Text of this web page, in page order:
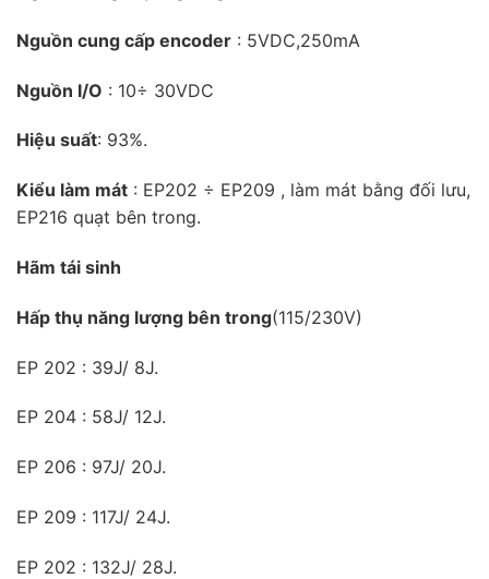
Nguồn cung cấp encoder : 5VDC,250mA
Nguồn I/O : 10÷ 30VDC
Hiệu suất: 93%.
Kiểu làm mát : EP202 ÷ EP209 , làm mát bằng đối lưu,
EP216 quạt bên trong.
Hãm tái sinh
Hấp thụ năng lượng bên trong(115/230V)
EP 202 : 39J/ 8J.
EP 204 : 58J/ 12J.
EP 206 : 97J/ 20J.
EP 209 : 117J/ 24J.
EP 202 : 132J/ 28J.